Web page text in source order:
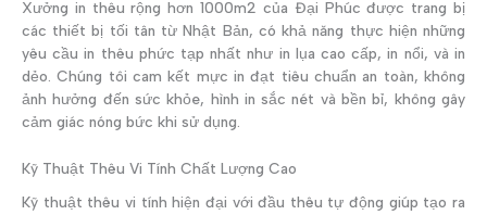
Xưởng in thêu rộng hơn 1000m2 của Đại Phúc được trang bị
các thiết bị tối tân từ Nhật Bản, có khả năng thực hiện những
yêu cầu in thêu phức tạp nhất như in lụa cao cấp, in nổi, và in
dẻo. Chúng tôi cam kết mực in đạt tiêu chuẩn an toàn, không
ảnh hưởng đến sức khỏe, hình in sắc nét và bền bỉ, không gây
cảm giác nóng bức khi sử dụng.
Kỹ Thuật Thêu Vi Tính Chất Lượng Cao
Kỹ thuật thêu vi tính hiện đại với đầu thêu tự động giúp tạo ra